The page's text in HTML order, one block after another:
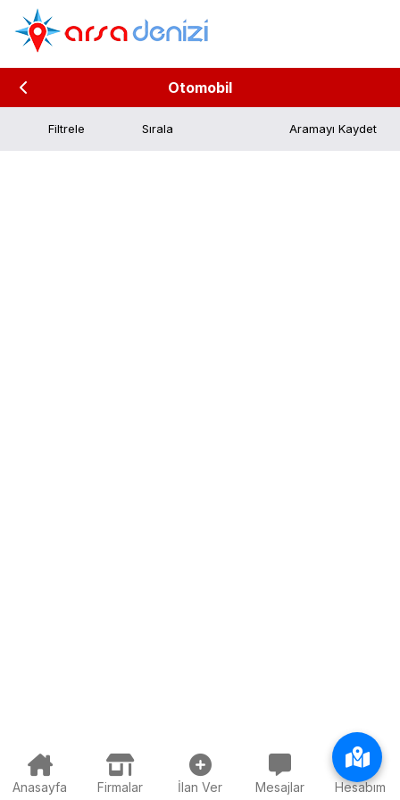
Otomobil
Filtrele Aramayı Kaydet
Anasayfa Firmalar İlan Ver Mesajlar Hesabım